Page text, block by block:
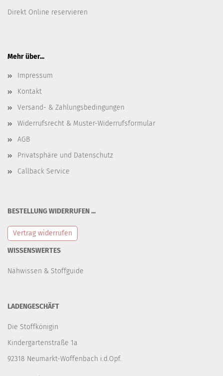
Direkt Online reservieren
Mehr über...
Impressum
Kontakt
Versand- & Zahlungsbedingungen
Widerrufsrecht & Muster-Widerrufsformular
AGB
Privatsphäre und Datenschutz
Callback Service
BESTELLUNG WIDERRUFEN ...
Vertrag widerrufen
WISSENSWERTES
Nähwissen & Stoffguide
LADENGESCHÄFT
Die Stoffkönigin
Kindergartenstraße 1a
92318 Neumarkt-Woffenbach i.d.Opf.